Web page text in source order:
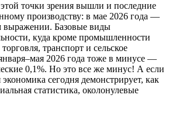
точки зрения вышли и последние
производству: в мае 2026 года —
выражении. Базовые виды
куда кроме промышленности
транспорт и сельское
2026 года тоже в минусе —
0,1%. Но это все же минус! А если
сегодня демонстрирует, как
статистика, околонулевые